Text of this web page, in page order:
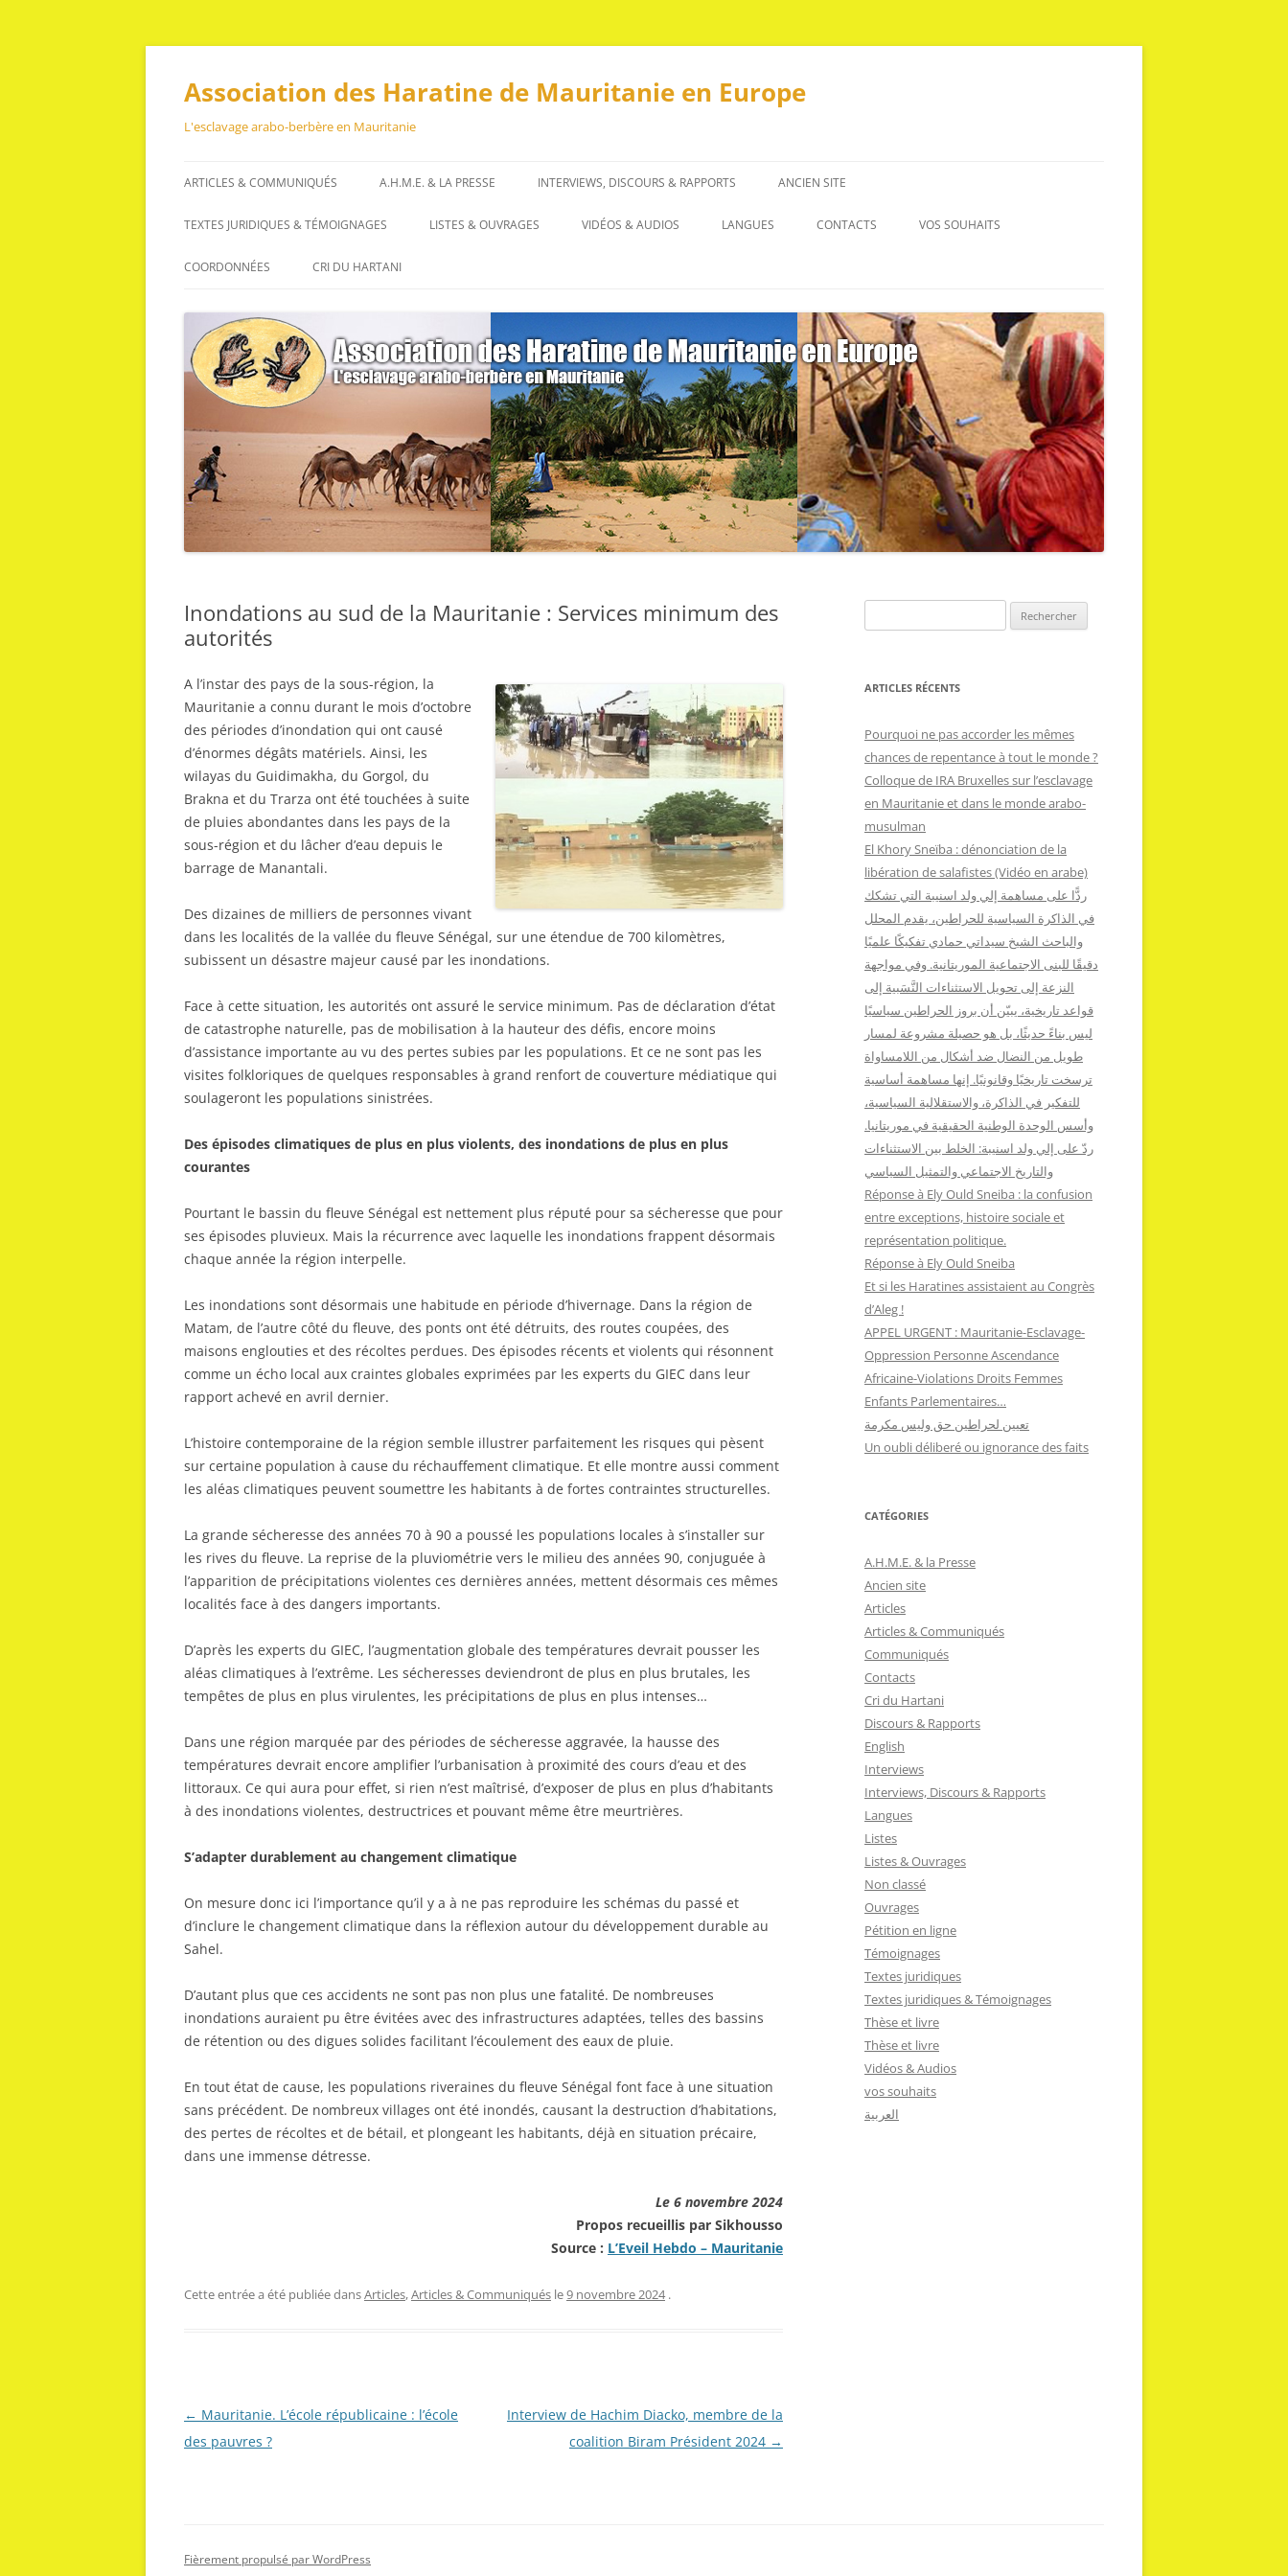
Aller
contenu
Association des Haratine de Mauritanie en Europe
L'esclavage arabo-berbère en Mauritanie
ARTICLES & COMMUNIQUÉS
ARTICLES
COMMUNIQUÉS
A.H.M.E. & LA PRESSE INTERVIEWS, DISCOURS & RAPPORTS
INTERVIEWS
ANCIEN SITE
TEXTES JURIDIQUES & TÉMOIGNAGES
TEXTES JURIDIQUES
LISTES & OUVRAGES VIDÉOS & AUDIOS LANGUES CONTACTS VOS SOUHAITS
COORDONNÉES CRI DU HARTANI
Inondations au sud de la Mauritanie : Services minimum des
autorités
A l’instar des pays de la sous-région, la
Mauritanie a connu durant le mois d’octobre
des périodes d’inondation qui ont causé
d’énormes dégâts matériels. Ainsi, les
wilayas du Guidimakha, du Gorgol, du
Brakna et du Trarza ont été touchées à suite
de pluies abondantes dans les pays de la
sous-région et du lâcher d’eau depuis le
barrage de Manantali.
Des dizaines de milliers de personnes vivant
dans les localités de la vallée du fleuve Sénégal, sur une étendue de 700 kilomètres,
subissent un désastre majeur causé par les inondations.
Face à cette situation, les autorités ont assuré le service minimum. Pas de déclaration d’état
de catastrophe naturelle, pas de mobilisation à la hauteur des défis, encore moins
d’assistance importante au vu des pertes subies par les populations. Et ce ne sont pas les
visites folkloriques de quelques responsables à grand renfort de couverture médiatique qui
soulageront les populations sinistrées.
Des épisodes climatiques de plus en plus violents, des inondations de plus en plus
courantes
Pourtant le bassin du fleuve Sénégal est nettement plus réputé pour sa sécheresse que pour
ses épisodes pluvieux. Mais la récurrence avec laquelle les inondations frappent désormais
chaque année la région interpelle.
Les inondations sont désormais une habitude en période d’hivernage. Dans la région de
Matam, de l’autre côté du fleuve, des ponts ont été détruits, des routes coupées, des
maisons englouties et des récoltes perdues. Des épisodes récents et violents qui résonnent
comme un écho local aux craintes globales exprimées par les experts du GIEC dans leur
rapport achevé en avril dernier.
L’histoire contemporaine de la région semble illustrer parfaitement les risques qui pèsent
sur certaine population à cause du réchauffement climatique. Et elle montre aussi comment
les aléas climatiques peuvent soumettre les habitants à de fortes contraintes structurelles.
La grande sécheresse des années 70 à 90 a poussé les populations locales à s’installer sur
les rives du fleuve. La reprise de la pluviométrie vers le milieu des années 90, conjuguée à
l’apparition de précipitations violentes ces dernières années, mettent désormais ces mêmes
localités face à des dangers importants.
D’après les experts du GIEC, l’augmentation globale des températures devrait pousser les
aléas climatiques à l’extrême. Les sécheresses deviendront de plus en plus brutales, les
tempêtes de plus en plus virulentes, les précipitations de plus en plus intenses…
Dans une région marquée par des périodes de sécheresse aggravée, la hausse des
températures devrait encore amplifier l’urbanisation à proximité des cours d’eau et des
littoraux. Ce qui aura pour effet, si rien n’est maîtrisé, d’exposer de plus en plus d’habitants
à des inondations violentes, destructrices et pouvant même être meurtrières.
S’adapter durablement au changement climatique
On mesure donc ici l’importance qu’il y a à ne pas reproduire les schémas du passé et
d’inclure le changement climatique dans la réflexion autour du développement durable au
Sahel.
D’autant plus que ces accidents ne sont pas non plus une fatalité. De nombreuses
inondations auraient pu être évitées avec des infrastructures adaptées, telles des bassins
de rétention ou des digues solides facilitant l’écoulement des eaux de pluie.
En tout état de cause, les populations riveraines du fleuve Sénégal font face à une situation
sans précédent. De nombreux villages ont été inondés, causant la destruction d’habitations,
des pertes de récoltes et de bétail, et plongeant les habitants, déjà en situation précaire,
dans une immense détresse.
Le 6 novembre 2024
Propos recueillis par Sikhousso
Source : L’Eveil Hebdo – Mauritanie
Cette entrée a été publiée dansArticles,Articles & Communiqués le9 novembre 2024 .
Navigation
des
← Mauritanie. L’école républicaine : l’école
des pauvres ?
Interview de Hachim Diacko, membre de la
coalition Biram Président 2024 →
e
h
r
h
:
ARTICLES RÉCENTS
Pourquoi ne pas accorder les mêmes
chances de repentance à tout le monde ?
Colloque de IRA Bruxelles sur l’esclavage
en Mauritanie et dans le monde arabo-
musulman
El Khory Sneïba : dénonciation de la
libération de salafistes (Vidéo en arabe)
ردًّا على مساهمة إلي ولد اسنيبة التي تشكك
في الذاكرة السياسية للحراطين، يقدم المحلل
والباحث الشيخ سيداتي حمادي تفكيكًا علميًا
دقيقًا للبنى الاجتماعية الموريتانية. وفي مواجهة
النزعة إلى تحويل الاستثناءات النَّسَبية إلى
قواعد تاريخية، يبيّن أن بروز الحراطين سياسيًا
ليس بناءً حديثًا، بل هو حصيلة مشروعة لمسار
طويل من النضال ضد أشكال من اللامساواة
ترسخت تاريخيًا وقانونيًا. إنها مساهمة أساسية
للتفكير في الذاكرة، والاستقلالية السياسية،
وأسس الوحدة الوطنية الحقيقية في موريتانيا.
ردّ على إلي ولد اسنيبة: الخلط بين الاستثناءات
والتاريخ الاجتماعي والتمثيل السياسي
Réponse à Ely Ould Sneiba : la confusion
entre exceptions, histoire sociale et
représentation politique.
Réponse à Ely Ould Sneiba
Et si les Haratines assistaient au Congrès
d’Aleg !
APPEL URGENT : Mauritanie-Esclavage-
Oppression Personne Ascendance
Africaine-Violations Droits Femmes
Enfants Parlementaires…
تعيين لحراطين حق وليس مكرمة
Un oubli déliberé ou ignorance des faits
CATÉGORIES
A.H.M.E. & la Presse
Ancien site
Articles
Articles & Communiqués
Communiqués
Contacts
Cri du Hartani
Discours & Rapports
English
Interviews
Interviews, Discours & Rapports
Langues
Listes
Listes & Ouvrages
Non classé
Ouvrages
Pétition en ligne
Témoignages
Textes juridiques
Textes juridiques & Témoignages
Thèse et livre
Thèse et livre
Vidéos & Audios
vos souhaits
العربية
Fièrement propulsé par WordPress